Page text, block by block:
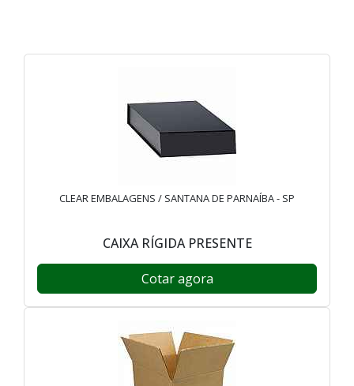
CLEAR EMBALAGENS / SANTANA DE PARNAÍBA - SP
CAIXA RÍGIDA PRESENTE
Cotar agora